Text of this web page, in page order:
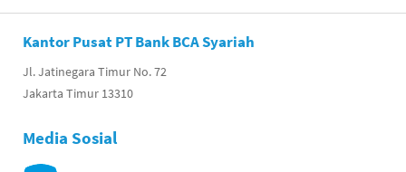
Kantor Pusat PT Bank BCA Syariah
Jl. Jatinegara Timur No. 72
Jakarta Timur 13310
Media Sosial